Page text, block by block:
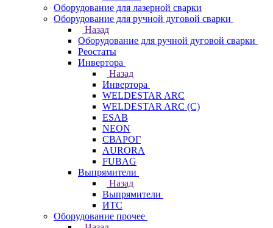
Оборудование для лазерной сварки
Оборудование для ручной дуговой сварки
Назад
Оборудование для ручной дуговой сварки
Реостаты
Инвертора
Назад
Инвертора
WELDESTAR ARC
WELDESTAR ARC (С)
ESAB
NEON
СВАРОГ
AURORA
FUBAG
Выпрямители
Назад
Выпрямители
ИТС
Оборудование прочее